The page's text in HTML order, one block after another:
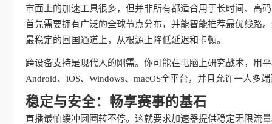
市面上的加速工具很多，但并非所有都适合用于长时间、高
首先需要拥有广泛的全球节点分布，并能智能推荐最优线路
最稳定的回国通道上，从根源上降低延迟和卡顿。
跨设备支持是现代人的刚需。你可能在电脑上研究战术，用
Android、iOS、Windows、macOS全平台，并且允许一人多
稳定与安全：畅享赛事的基石
直播最怕缓冲圆圈转不停。这就要求加速器提供稳定无限流